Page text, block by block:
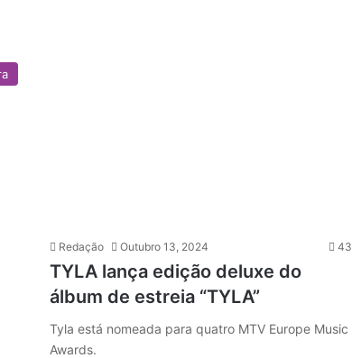
Redação Outubro 13, 2024 43
TYLA lança edição deluxe do
álbum de estreia “TYLA”
Tyla está nomeada para quatro MTV Europe Music
Awards.